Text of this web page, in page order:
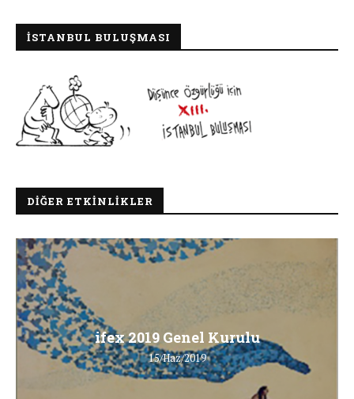
İSTANBUL BULUŞMASI
DIĞER ETKINLIKLER
ifex 2019 Genel Kurulu
15/Haz/2019